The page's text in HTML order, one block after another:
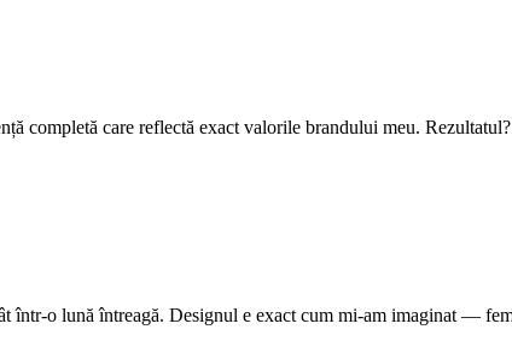
completă care reflectă exact valorile brandului meu.
într-o lună întreagă. Designul e exact cum mi-am imaginat —